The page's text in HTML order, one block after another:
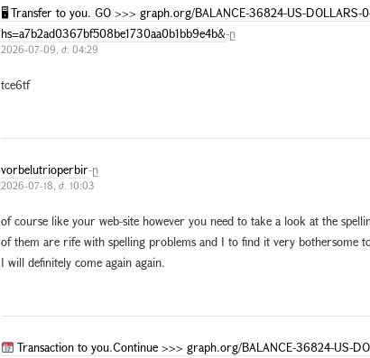
🖥 Transfer to you. GO >>> graph.org/BALANCE-36824-US-DOLLARS-
hs=a7b2ad0367bf508be1730aa0b1bb9e4b&-ը
2026-07-09, ժ. 04:29
tce6tf
vorbelutrioperbir-ը
2026-07-18, ժ. 10:03
of course like your web-site however you need to take a look at the
of them are rife with spelling problems and I to find it very bothersome
I will definitely come again again.
Transaction to you.Continue >>> graph.org/BALANCE-36824-US-